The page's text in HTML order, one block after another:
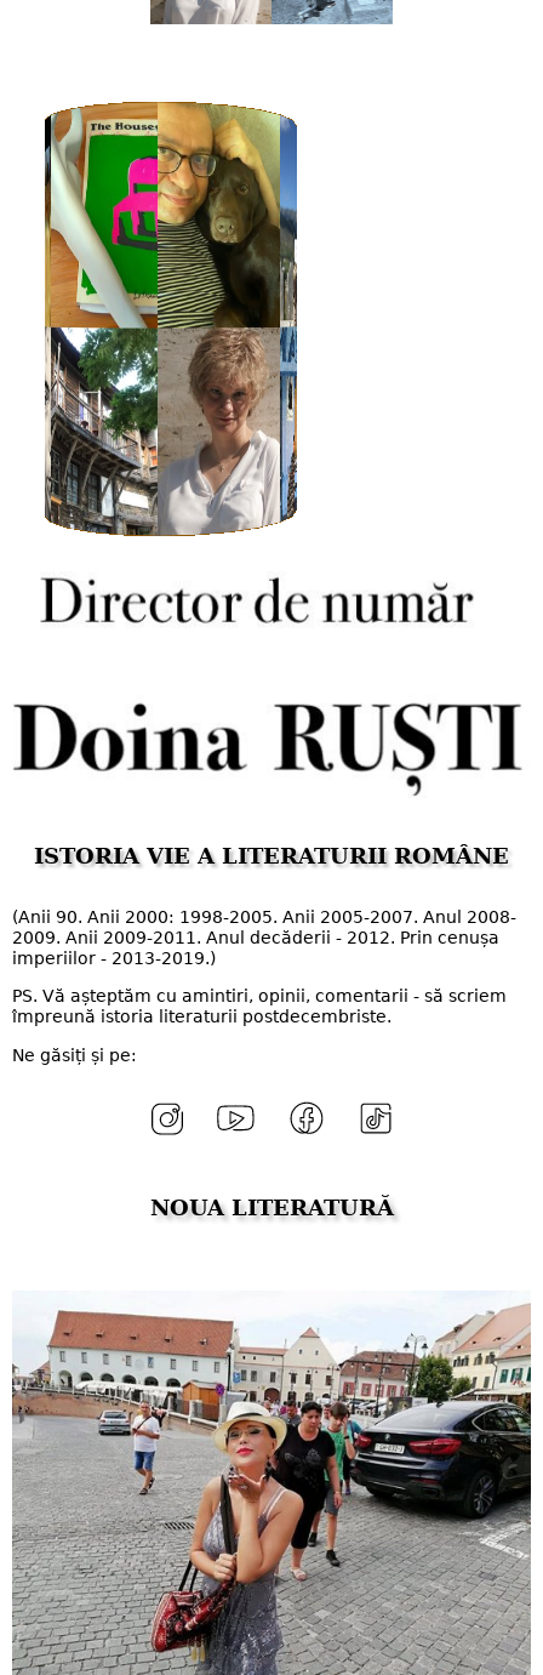
ISTORIA VIE A LITERATURII ROMÂNE
(Anii 90. Anii 2000: 1998-2005. Anii 2005-2007. Anul 2008-
2009. Anii 2009-2011. Anul decăderii - 2012. Prin cenușa
imperiilor - 2013-2019.)
PS. Vă așteptăm cu amintiri, opinii, comentarii - să scriem
împreună istoria literaturii postdecembriste.
Ne găsiți și pe:
NOUA LITERATURĂ